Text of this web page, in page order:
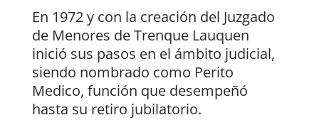
En 1972 y con la creación del Juzgado
de Menores de Trenque Lauquen
inició sus pasos en el ámbito judicial,
siendo nombrado como Perito
Medico, función que desempeñó
hasta su retiro jubilatorio.